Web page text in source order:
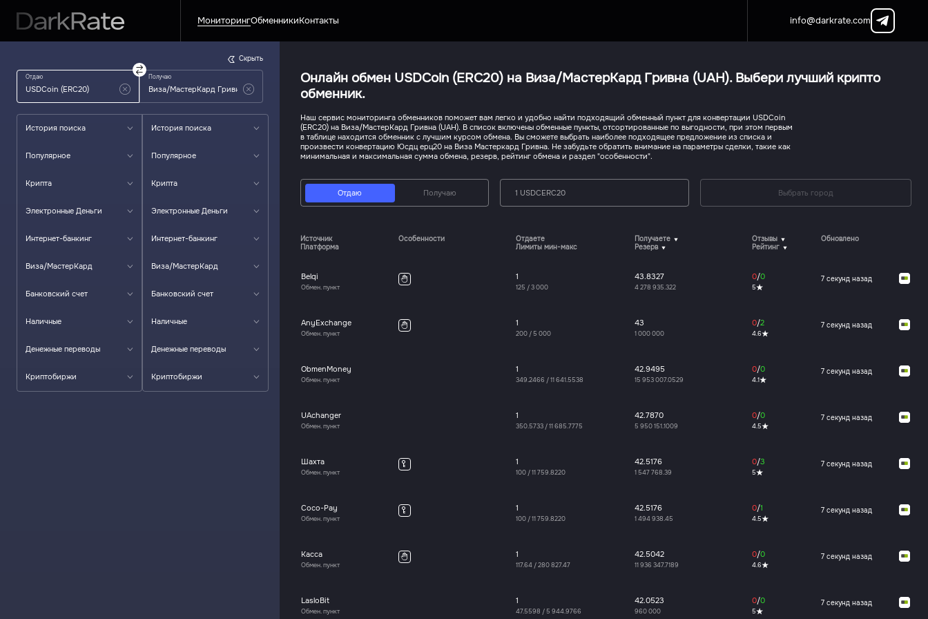
МониторингОбменникиКонтакты info@darkrate.com
Отдаю Получаю
История поиска
Популярное
Крипта
Электронные Деньги
Интернет-банкинг
Виза/МастерКард
Банковский счет
Наличные
Денежные переводы
Криптобиржи
История поиска
Популярное
Крипта
Электронные Деньги
Интернет-банкинг
Виза/МастерКард
Банковский счет
Наличные
Денежные переводы
Криптобиржи
Скрыть
Онлайн обмен USDCoin (ERC20) на Виза/МастерКард Гривна (UAH). Выбери лучший крипто
обменник.
Наш сервис мониторинга обменников поможет вам легко и удобно найти подходящий обменный пункт для конвертации USDCoin
(ERC20) на Виза/МастерКард Гривна (UAH). В список включены обменные пункты, отсортированные по выгодности, при этом первым
в таблице находится обменник с лучшим курсом обмена. Вы сможете выбрать наиболее подходящее предложение из списка и
произвести конвертацию Юсдц ерц20 на Виза Мастеркард Гривна. Не забудьте обратить внимание на параметры сделки, такие как
минимальная и максимальная сумма обмена, резерв, рейтинг обмена и раздел "особенности".
Отдаю Получаю 1 USDCERC20 Выбрать город
Источник
Платформа
Особенности
Отдаете
Лимиты мин-макс
Получаете
Резерв
Отзывы
Рейтинг
Обновлено
Belqi
Обмен. пункт
1
125 /3 000
43.8327
4 278 935.322
0/0
5
7 секунд назад
AnyExchange
Обмен. пункт
1
200 /5 000
43
1 000 000
0/2
4.6
7 секунд назад
ObmenMoney
Обмен. пункт
1
349.2466 /11 641.5538
42.9495
15 953 007.0529
0/0
4.1
7 секунд назад
UAchanger
Обмен. пункт
1
350.5733 /11 685.7775
42.7870
5 950 151.1009
0/0
4.5
7 секунд назад
Шахта
Обмен. пункт
1
100 /11 759.8220
42.5176
1 547 768.39
0/3
5
7 секунд назад
Coco-Pay
Обмен. пункт
1
100 /11 759.8220
42.5176
1 494 938.45
0/1
4.5
7 секунд назад
Касса
Обмен. пункт
1
117.64 /280 827.47
42.5042
11 936 347.7189
0/0
4.6
7 секунд назад
LasloBit
Обмен. пункт
1
47.5598 /5 944.9766
42.0523
960 000
0/0
5
7 секунд назад